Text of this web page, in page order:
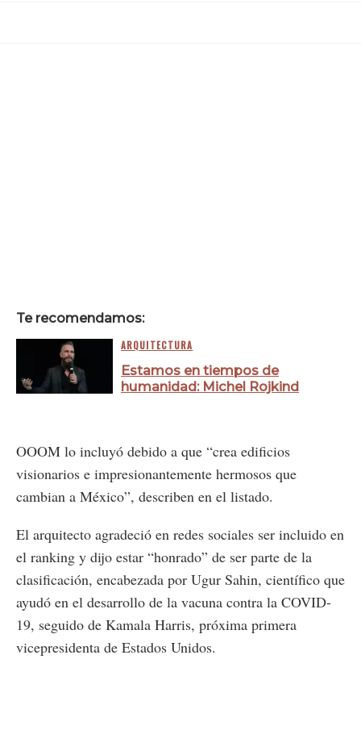
Te recomendamos:
ARQUITECTURA
Estamos en tiempos de
humanidad: Michel Rojkind
OOOM lo incluyó debido a que “crea edificios
visionarios e impresionantemente hermosos que
cambian a México”, describen en el listado.
El arquitecto agradeció en redes sociales ser incluido en
el ranking y dijo estar “honrado” de ser parte de la
clasificación, encabezada por Ugur Sahin, científico que
ayudó en el desarrollo de la vacuna contra la COVID-
19, seguido de Kamala Harris, próxima primera
vicepresidenta de Estados Unidos.